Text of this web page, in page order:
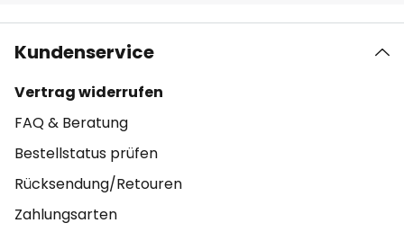
Kundenservice
Vertrag widerrufen
FAQ & Beratung
Bestellstatus prüfen
Rücksendung/Retouren
Zahlungsarten